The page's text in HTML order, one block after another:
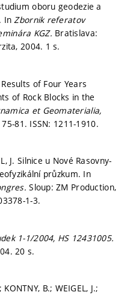
oboru geodezie a
InZbornik referatov
KGZ. Bratislava:
2004. 1 s.
Results of Four Years
of Rock Blocks in the
et Geomaterialia,
75-81. ISSN: 1211-1910.
J. Silnice u Nové Rasovny-
průzkum. In
Sloup: ZM Production,
1-3.
1-1/2004, HS 12431005.
20 s.
KONTNY, B.; WEIGEL, J.;